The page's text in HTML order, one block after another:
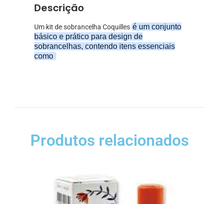
Descrição
Um kit de sobrancelha Coquilles é um conjunto
básico e prático para design de
sobrancelhas, contendo itens essenciais
como
Produtos relacionados